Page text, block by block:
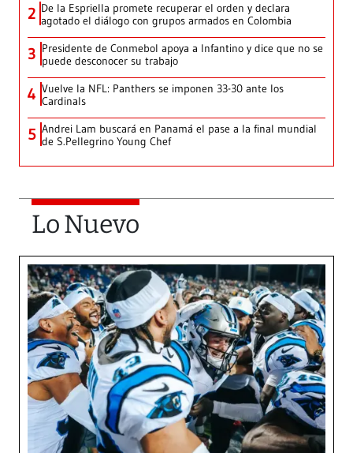
2 De la Espriella promete recuperar el orden y declara
agotado el diálogo con grupos armados en Colombia
3 Presidente de Conmebol apoya a Infantino y dice que no se
puede desconocer su trabajo
4 Vuelve la NFL: Panthers se imponen 33-30 ante los
Cardinals
5 Andrei Lam buscará en Panamá el pase a la final mundial
de S.Pellegrino Young Chef
Lo Nuevo